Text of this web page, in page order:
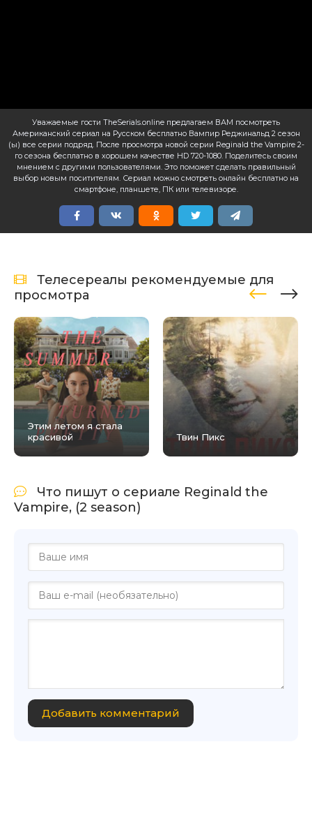
Уважаемые гости TheSerials.online предлагаем ВАМ посмотреть
Американский сериал на Русском бесплатно Вампир Реджинальд 2 сезон
(ы) все серии подряд. После просмотра новой серии Reginald the Vampire 2-
го сезона бесплатно в хорошем качестве HD 720-1080. Поделитесь своим
мнением с другими пользователями. Это поможет сделать правильный
выбор новым поситителям. Сериал можно смотреть онлайн бесплатно на
смартфоне, планшете, ПК или телевизоре.
Телесереалы рекомендуемые для
просмотра
Этим летом я стала
красивой
Твин Пикс
Что пишут о сериале Reginald the
Vampire, (2 season)
Добавить комментарий